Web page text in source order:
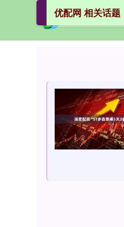
优配网 相关话题